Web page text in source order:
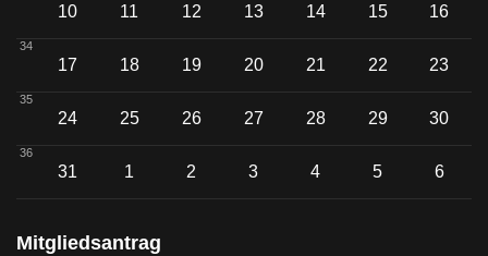
10 11 12 13 14 15 16
34
17 18 19 20 21 22 23
35
24 25 26 27 28 29 30
36
31 1 2 3 4 5 6
Mitgliedsantrag